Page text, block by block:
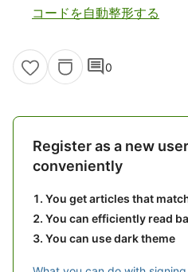
コードを自動整形する
comment0
Register as a new
conveniently
You get articles that
You can efficiently read
You can use dark theme